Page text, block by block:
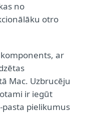
no
otro
ar
Mac. Uzbrucēju
ir iegūt
pielikumus